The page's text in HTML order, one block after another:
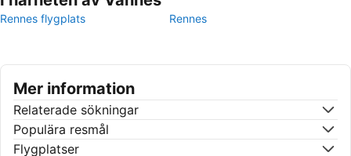
Rennes flygplats Rennes
Mer information
Relaterade sökningar
Populära resmål
Flygplatser